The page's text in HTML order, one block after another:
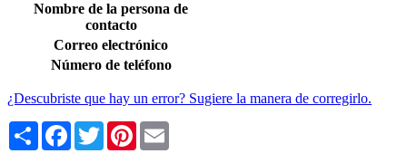
Nombre de la persona de
contacto
Correo electrónico
Número de teléfono
¿Descubriste que hay un error? Sugiere la manera de corregirlo.
Share Facebook
TwitterPinterest